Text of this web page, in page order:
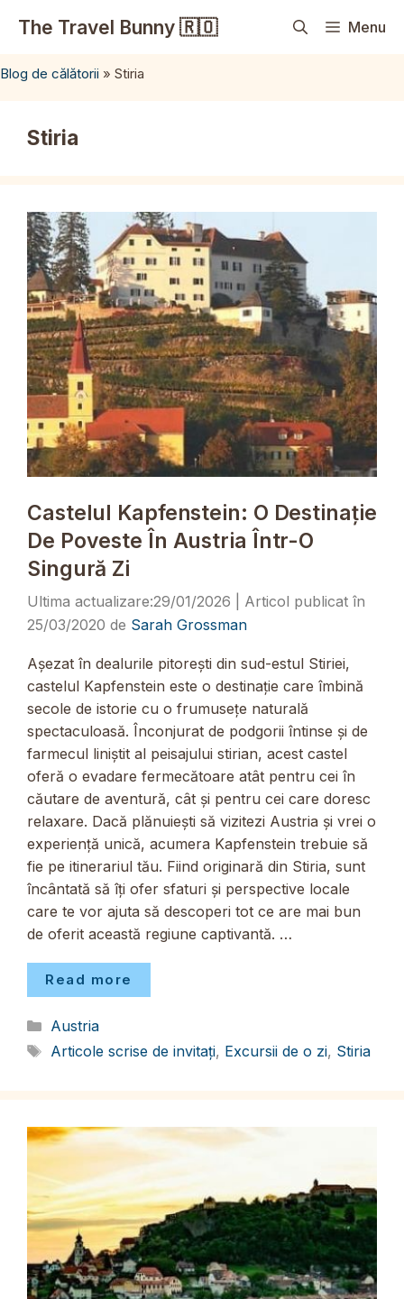
The Travel Bunny 🇷🇴 Menu
Blog de călătorii » Stiria
Stiria
Castelul Kapfenstein: O Destinație
De Poveste În Austria Într-O
Singură Zi
29/01/2026
25/03/2020 de Sarah Grossman
Așezat în dealurile pitorești din sud-estul Stiriei,
castelul Kapfenstein este o destinație care îmbină
secole de istorie cu o frumusețe naturală
spectaculoasă. Înconjurat de podgorii întinse și de
farmecul liniștit al peisajului stirian, acest castel
oferă o evadare fermecătoare atât pentru cei în
căutare de aventură, cât și pentru cei care doresc
relaxare. Dacă plănuiești să vizitezi Austria și vrei o
experiență unică, acumera Kapfenstein trebuie să
fie pe itinerariul tău. Fiind originară din Stiria, sunt
încântată să îți ofer sfaturi și perspective locale
care te vor ajuta să descoperi tot ce are mai bun
de oferit această regiune captivantă. …
Read more
Categorii
Austria
Etichete
Articole scrise de invitați, Excursii de o zi, Stiria